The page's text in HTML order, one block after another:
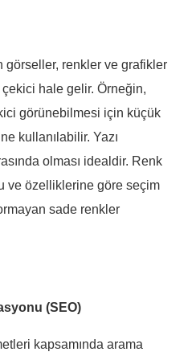
görseller, renkler ve grafikler
hale gelir. Örneğin,
görünebilmesi için küçük
kullanılabilir. Yazı
olması idealdir. Renk
ve özelliklerine göre seçim
sade renkler
(SEO)
kapsamında arama